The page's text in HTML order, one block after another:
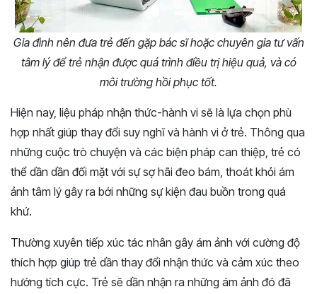
Gia đình nên đưa trẻ đến gặp bác sĩ hoặc chuyên gia tư vấn
tâm lý để trẻ nhận được quá trình điều trị hiệu quả, và có
môi trường hồi phục tốt.
Hiện nay, liệu pháp nhận thức-hành vi sẽ là lựa chọn phù
hợp nhất giúp thay đổi suy nghĩ và hành vi ở trẻ. Thông qua
những cuộc trò chuyện và các biện pháp can thiệp, trẻ có
thể dần dần đối mặt với sự sợ hãi đeo bám, thoát khỏi ám
ảnh tâm lý gây ra bới những sự kiện đau buồn trong quá
khứ.
Thường xuyên tiếp xúc tác nhân gây ám ảnh với cường độ
thích hợp giúp trẻ dần thay đổi nhận thức và cảm xúc theo
hướng tích cực. Trẻ sẽ dần nhận ra những ám ảnh đó đã